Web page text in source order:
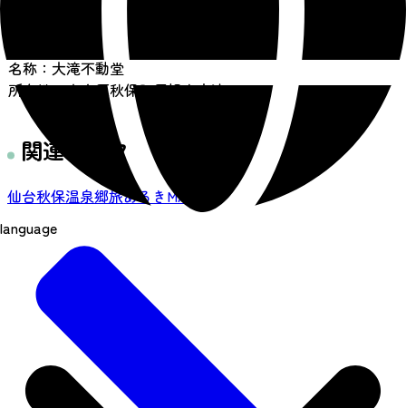
language
名称：大滝不動堂
所在地：太白区秋保町馬場字大滝11
関連リンク
仙台秋保温泉郷旅あるきMAP